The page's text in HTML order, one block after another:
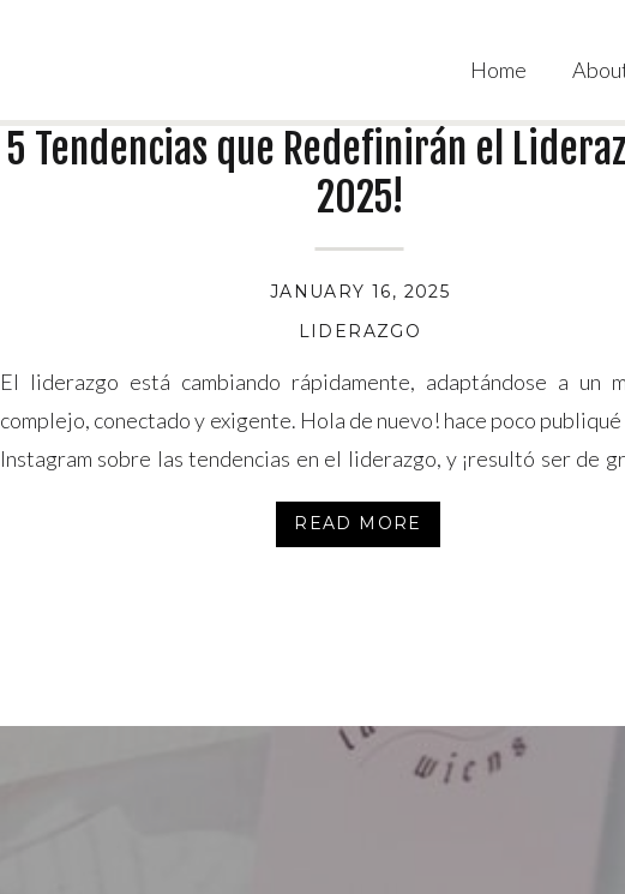
Home
READ MORE
El liderazgo está cambiando rápidamente, adaptándose a un
complejo, conectado y exigente. Hola de nuevo! hace poco publiqué
Instagram sobre las tendencias en el liderazgo, y ¡resultó ser de
para la comunidad! Así que decidí profundizar un poco más en el
LIDERAZGO
JANUARY 16, 2025
5 Tendencias que Redefinirán el
2025!